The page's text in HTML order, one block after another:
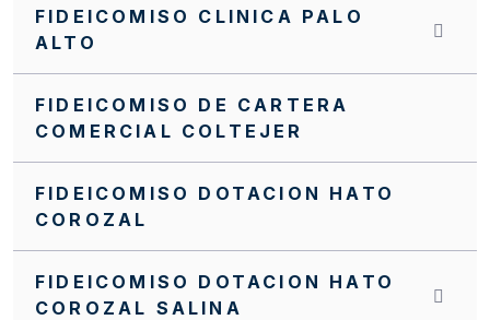
NVITACION INTERNA FFIE No 040
NUEVO MANUAL FINANCIERO DEL PA FFIE
Manual Financiero
Invitación cerrada FFIE SC0098-2024
FIDEICOMISO CLINICA PALO
ALTO
FIDEICOMISO DE CARTERA
COMERCIAL COLTEJER
FIDEICOMISO DOTACION HATO
COROZAL
FIDEICOMISO DOTACION HATO
COROZAL SALINA